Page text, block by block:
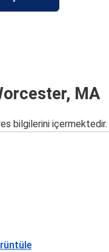
MA
bilgilerini içermektedir.